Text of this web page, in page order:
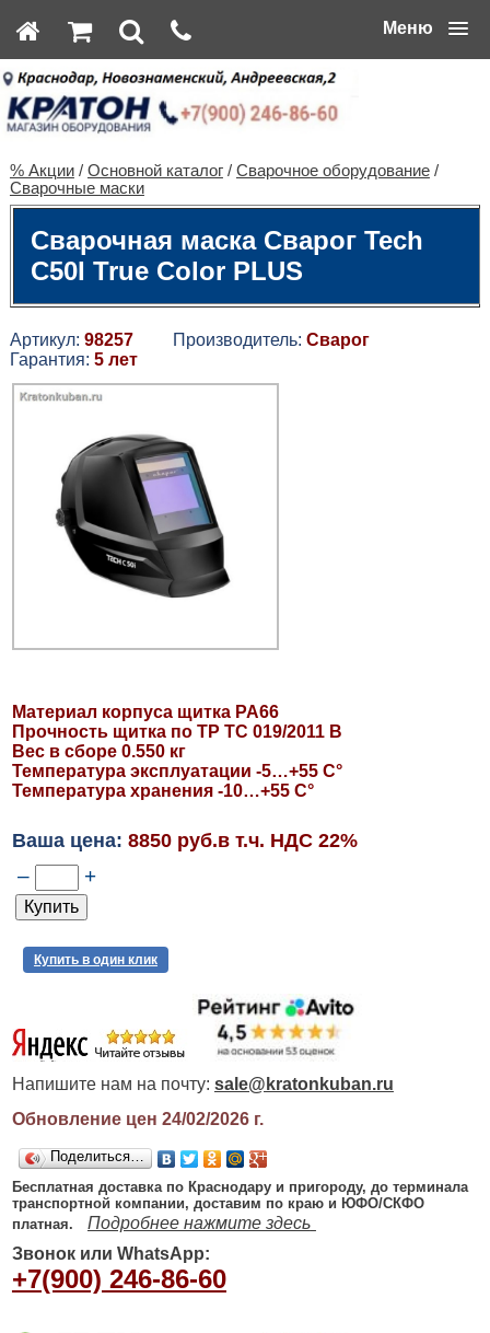
Меню
% Акции/ Основной каталог/ Сварочное оборудование/
Сварочные маски
Сварочная маска Сварог Tech
C50I True Color PLUS
Артикул: 98257Производитель: Сварог
Гарантия: 5 лет
Материал корпуса щитка РА66
Прочность щитка по ТР ТС 019/2011 B
Вес в сборе 0.550 кг
Температура эксплуатации -5…+55 С°
Температура хранения -10…+55 С°
Ваша цена: 8850 руб.в т.ч. НДС 22%
– +
Купить в один клик
Напишите нам на почту: sale@kratonkuban.ru
Обновление цен 24/02/2026г.
Поделиться…
Бесплатная доставка по Краснодару и пригороду, до терминала
транспортной компании, доставим по краю и ЮФО/СКФО
платная.
Подробнее нажмите здесь
Звонок или WhatsApp:
+7(900) 246-86-60